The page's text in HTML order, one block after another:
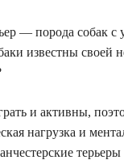
— порода собак с
известны своей
и активны,
нагрузка и